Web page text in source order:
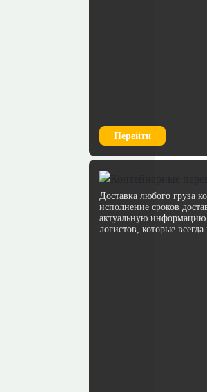
Перейти
Доставка любого груза
исполнение сроков
актуальную
логистов, которые всегда